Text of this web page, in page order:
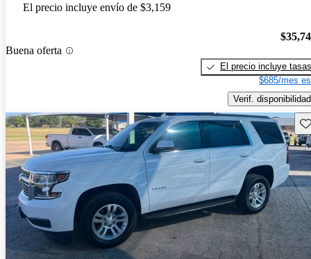
El precio incluye envío de $3,159
Buena oferta
El precio incluye tasas
$685/mes
Verif. disponibilidad